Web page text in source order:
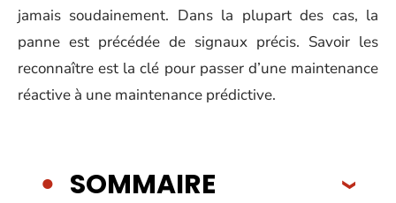
jamais soudainement. Dans la plupart des cas, la
panne est précédée de signaux précis. Savoir les
reconnaître est la clé pour passer d’une maintenance
réactive à une maintenance prédictive.
SOMMAIRE